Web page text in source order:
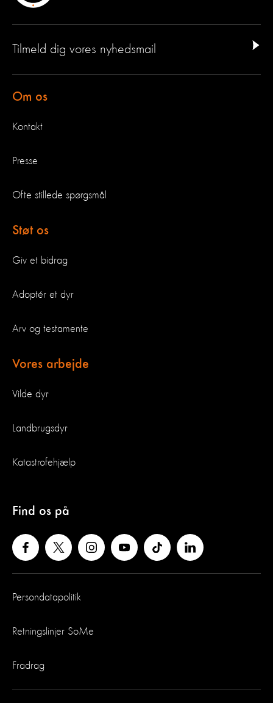
Tilmeld dig vores nyhedsmail
Om os
Kontakt
Presse
Ofte stillede spørgsmål
Støt os
Giv et bidrag
Adoptér et dyr
Arv og testamente
Vores arbejde
Vilde dyr
Landbrugsdyr
Katastrofehjælp
Find os på
Persondatapolitik
Retningslinjer SoMe
Fradrag